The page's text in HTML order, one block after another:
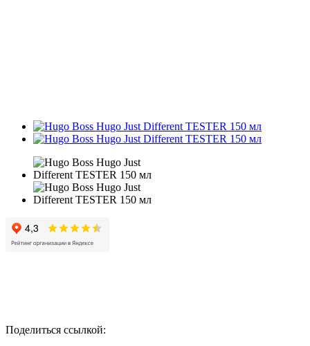
Поделиться ссылкой: